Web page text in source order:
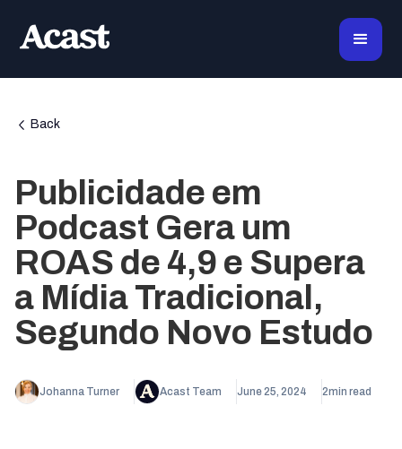
Back
Publicidade em
Podcast Gera um
ROAS de 4,9 e Supera
a Mídia Tradicional,
Segundo Novo Estudo
Johanna Turner Acast Team June 25, 2024 2min read